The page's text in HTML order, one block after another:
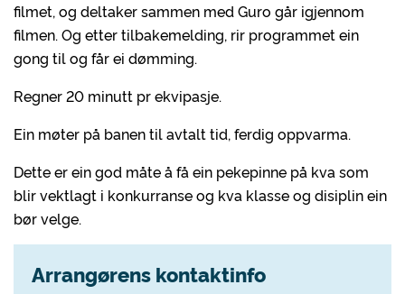
filmet, og deltaker sammen med Guro går igjennom
filmen. Og etter tilbakemelding, rir programmet ein
gong til og får ei dømming.
Regner 20 minutt pr ekvipasje.
Ein møter på banen til avtalt tid, ferdig oppvarma.
Dette er ein god måte å få ein pekepinne på kva som
blir vektlagt i konkurranse og kva klasse og disiplin ein
bør velge.
Arrangørens kontaktinfo